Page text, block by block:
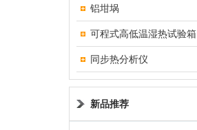
铝坩埚
可程式高低温湿热试验箱
同步热分析仪
新品推荐